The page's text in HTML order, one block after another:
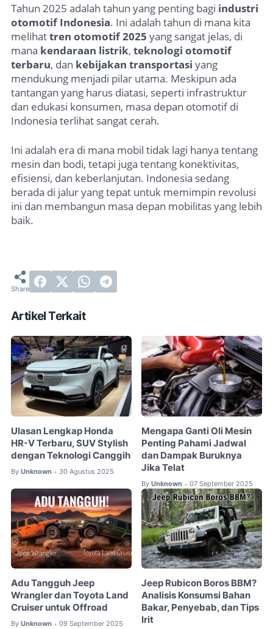
Tahun 2025 adalah tahun yang penting bagi industri
otomotif Indonesia. Ini adalah tahun di mana kita
melihattren otomotif 2025 yang sangat jelas, di
mana kendaraan listrik, teknologi otomotif
terbaru, dan kebijakan transportasi yang
mendukung menjadi pilar utama. Meskipun ada
tantangan yang harus diatasi, seperti infrastruktur
dan edukasi konsumen, masa depan otomotif di
Indonesia terlihat sangat cerah.
Ini adalah era di mana mobil tidak lagi hanya tentang
mesin dan bodi, tetapi juga tentang konektivitas,
efisiensi, dan keberlanjutan. Indonesia sedang
berada di jalur yang tepat untuk memimpin revolusi
ini dan membangun masa depan mobilitas yang lebih
baik.
Artikel Terkait
Ulasan Lengkap Honda
HR-V Terbaru, SUV Stylish
dengan Teknologi Canggih
By Unknown • 30 Agustus 2025
Mengapa Ganti Oli Mesin
Penting Pahami Jadwal
dan Dampak Buruknya
Jika Telat
By Unknown • 07 September 2025
Adu Tangguh Jeep
Wrangler dan Toyota Land
Cruiser untuk Offroad
By Unknown • 09 September 2025
Jeep Rubicon Boros BBM?
Analisis Konsumsi Bahan
Bakar, Penyebab, dan Tips
Irit